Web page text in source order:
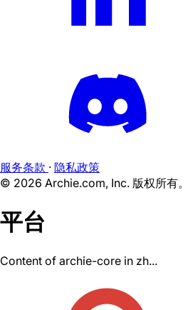
服务条款 · 隐私政策
© 2026 Archie.com, Inc. 版权所有。
平台
Content of archie-core in zh...